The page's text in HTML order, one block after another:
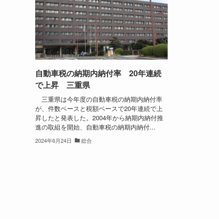
自動車税の納期内納付率 20年連続
で上昇 三重県
三重県は今年度の自動車税の納期内納付率
が、件数ベースと税額ベースで20年連続で上
昇したと発表した。2004年から納期内納付推
進の取組を開始、自動車税の納期内納付...
2024年6月24日 総合